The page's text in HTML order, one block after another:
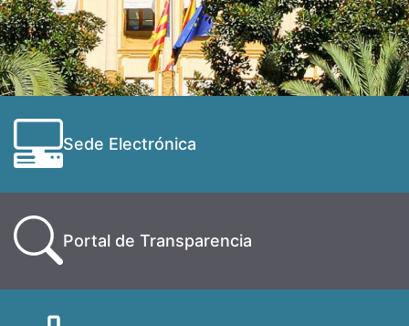
Sede Electrónica
Portal de Transparencia